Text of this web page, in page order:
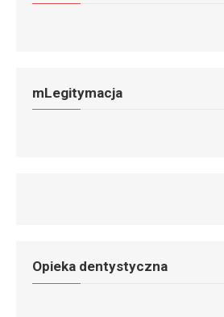
mLegitymacja
Opieka dentystyczna